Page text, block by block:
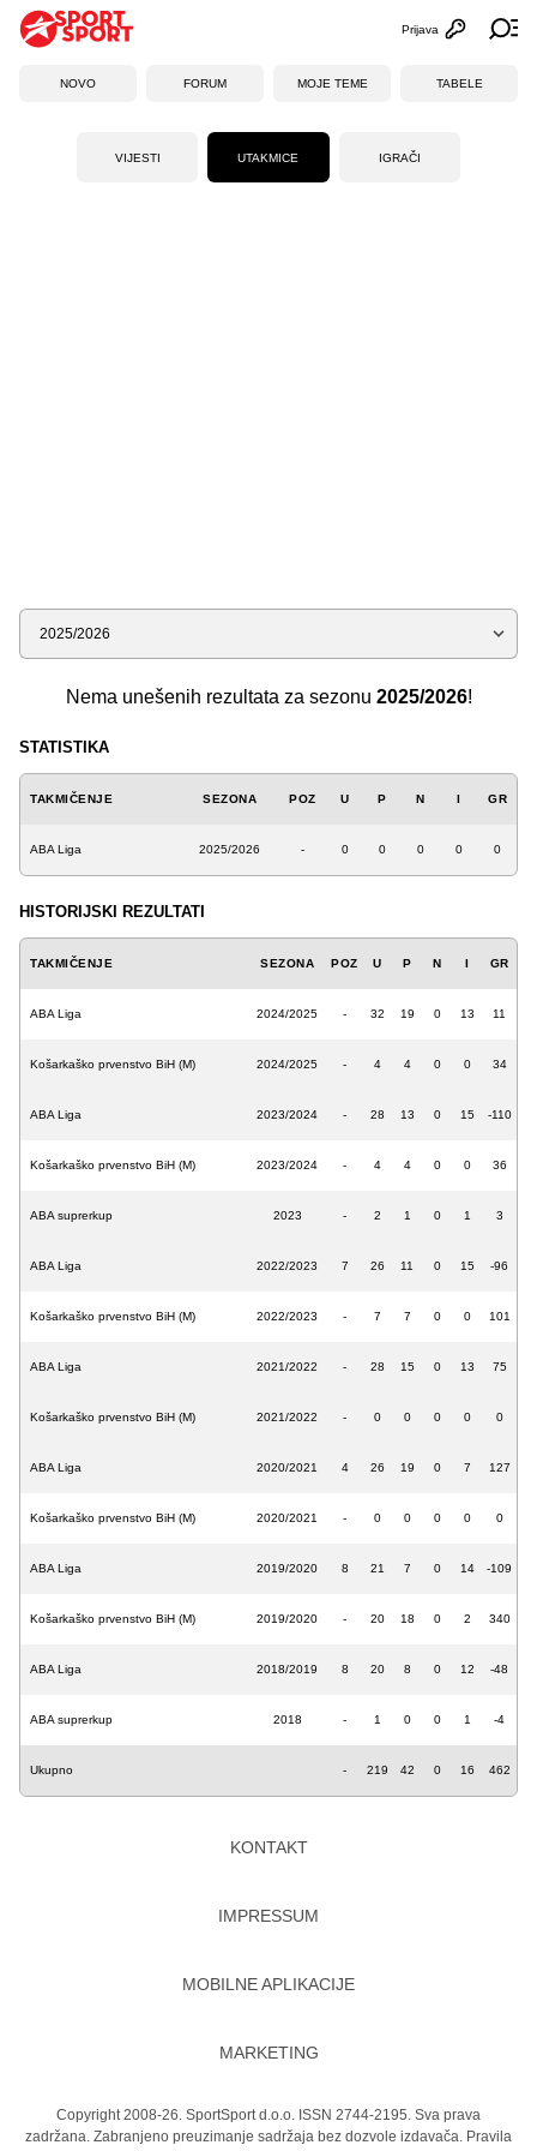
Otvori
Prijava
NOVO FORUM MOJE TEME TABELE
VIJESTI UTAKMICE IGRAČI
Sezona
Nema unešenih rezultata za sezonu 2025/2026!
STATISTIKA
TAKMIČENJE SEZONA POZ U P N I GR
ABA Liga 2025/2026 - 0 0 0 0 0
HISTORIJSKI REZULTATI
TAKMIČENJE SEZONA POZ U P N I GR
ABA Liga 2024/2025 - 32 19 0 13 11
Košarkaško prvenstvo BiH (M) 2024/2025 - 4 4 0 0 34
ABA Liga 2023/2024 - 28 13 0 15 -110
Košarkaško prvenstvo BiH (M) 2023/2024 - 4 4 0 0 36
ABA suprerkup 2023 - 2 1 0 1 3
ABA Liga 2022/2023 7 26 11 0 15 -96
Košarkaško prvenstvo BiH (M) 2022/2023 - 7 7 0 0 101
ABA Liga 2021/2022 - 28 15 0 13 75
Košarkaško prvenstvo BiH (M) 2021/2022 - 0 0 0 0 0
ABA Liga 2020/2021 4 26 19 0 7 127
Košarkaško prvenstvo BiH (M) 2020/2021 - 0 0 0 0 0
ABA Liga 2019/2020 8 21 7 0 14 -109
Košarkaško prvenstvo BiH (M) 2019/2020 - 20 18 0 2 340
ABA Liga 2018/2019 8 20 8 0 12 -48
ABA suprerkup 2018 - 1 0 0 1 -4
Ukupno - 219 42 0 16 462
KONTAKT
IMPRESSUM
MOBILNE APLIKACIJE
MARKETING
Copyright 2008-26. SportSport d.o.o. ISSN 2744-2195. Sva prava
zadržana. Zabranjeno preuzimanje sadržaja bez dozvole izdavača. Pravila